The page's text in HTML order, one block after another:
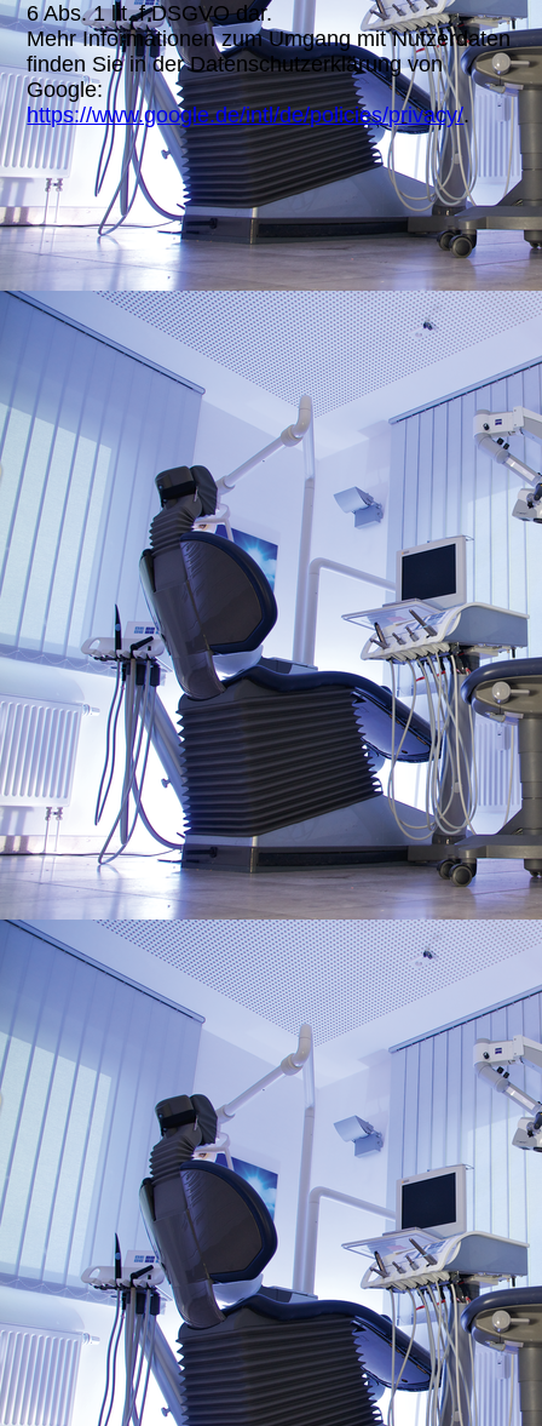
6 Abs. 1 lit. f DSGVO dar.
Mehr Informationen zum Umgang mit Nutzerdaten
finden Sie in der Datenschutzerklärung von
Google:
https://www.google.de/intl/de/policies/privacy/.